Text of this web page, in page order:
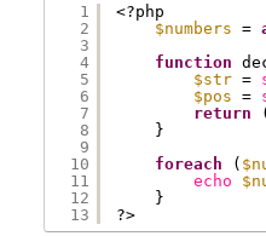
1
2
3
4
5
6
7
8
9
10
11
12
13
<?php
$numbers =
function
$str =
$pos =
return
}
foreach
(
echo
}
?>